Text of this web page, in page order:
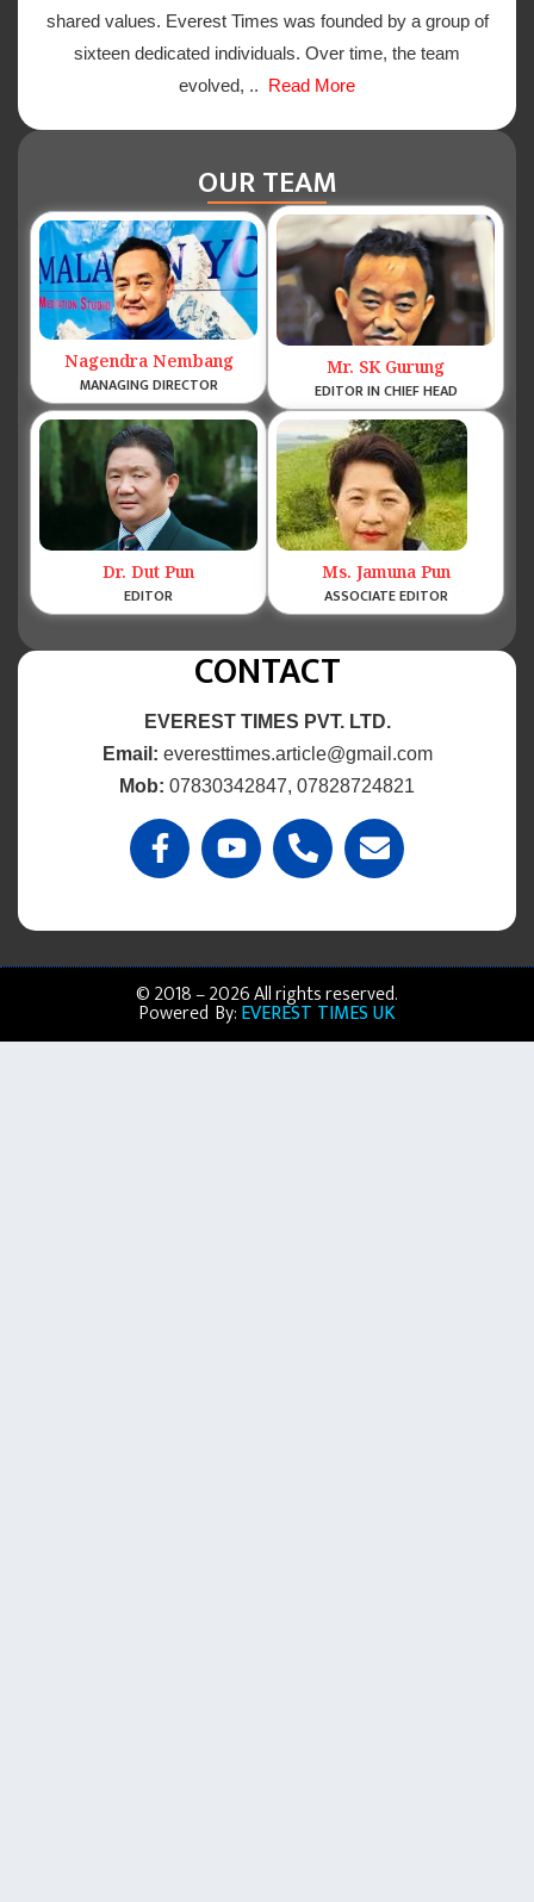
shared values. Everest Times was founded by a group of
sixteen dedicated individuals. Over time, the team
evolved, .. Read More
OUR TEAM
Nagendra Nembang
MANAGING DIRECTOR
Mr. SK Gurung
EDITOR IN CHIEF HEAD
Dr. Dut Pun
EDITOR
Ms. Jamuna Pun
ASSOCIATE EDITOR
CONTACT
EVEREST TIMES PVT. LTD.
Email: everesttimes.article@gmail.com
Mob: 07830342847, 07828724821
© 2018 – 2026 All rights reserved.
Powered By:EVEREST TIMES UK